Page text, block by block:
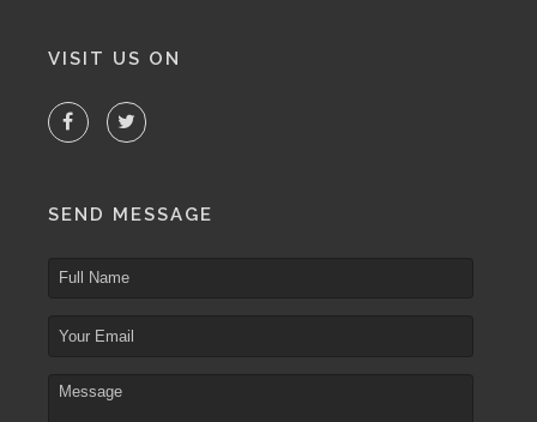
VISIT US ON
SEND MESSAGE